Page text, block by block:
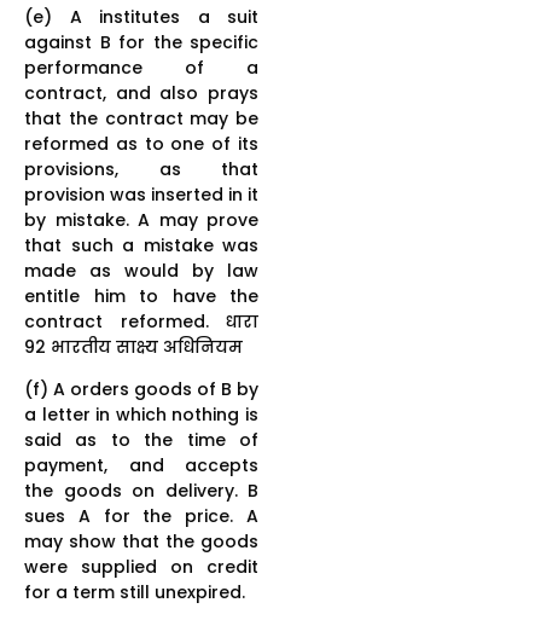
(e) A institutes a suit
against B for the specific
performance of a
contract, and also prays
that the contract may be
reformed as to one of its
provisions, as that
provision was inserted in it
by mistake. A may prove
that such a mistake was
made as would by law
entitle him to have the
contract reformed. धारा
92 भारतीय साक्ष्य अधिनियम
(f) A orders goods of B by
a letter in which nothing is
said as to the time of
payment, and accepts
the goods on delivery. B
sues A for the price. A
may show that the goods
were supplied on credit
for a term still unexpired.